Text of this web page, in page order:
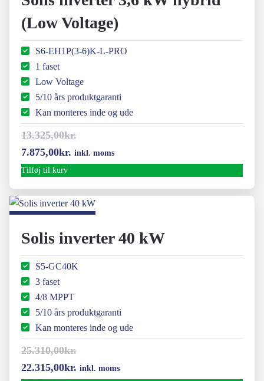
(Low Voltage)
S6-EH1P(3-6)K-L-PRO
1 faset
Low Voltage
5/10 års produktgaranti
Kan monteres inde og ude
13.325,00kr.
Den
oprindelige
var:
7.875,00kr. Den
er:
inkl. moms
Tilføj til kurv
Solis inverter 40 kW
S5-GC40K
3 faset
4/8 MPPT
5/10 års produktgaranti
Kan monteres inde og ude
25.310,00kr.
Den
22.315,00kr. Den
inkl. moms